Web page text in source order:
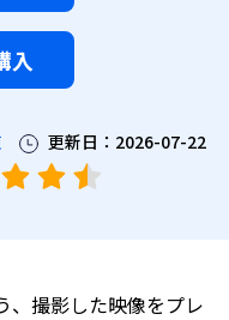
入
更新日：2026-07-22
、撮影した映像をプレ